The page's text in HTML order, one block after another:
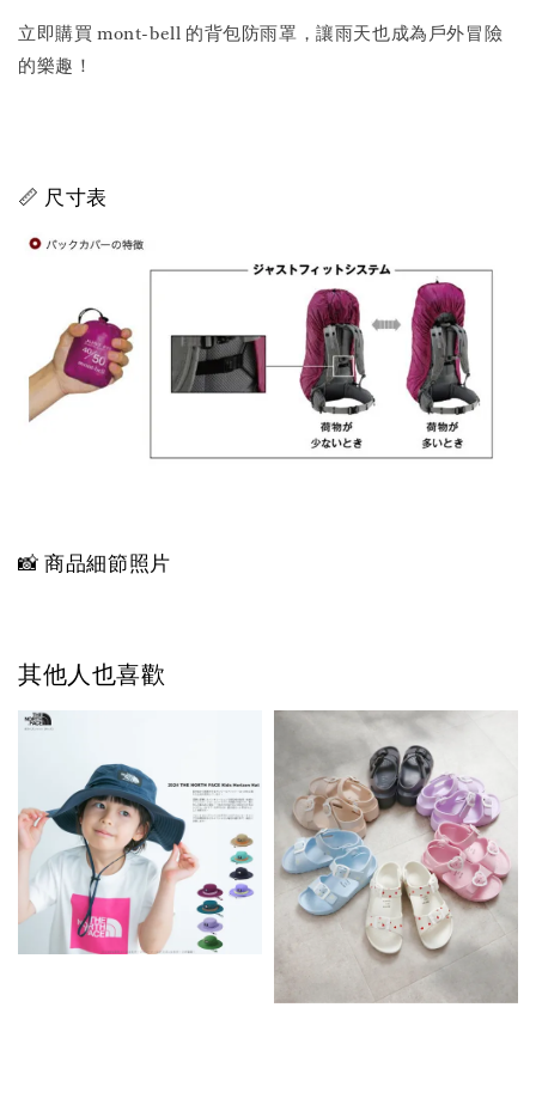
立即購買 mont-bell 的背包防雨罩，讓雨天也成為戶外冒險
的樂趣！
📏 尺寸表
📸 商品細節照片
其他人也喜歡